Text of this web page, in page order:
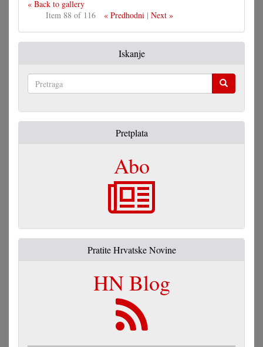
« Back to gallery
Item 88 of 116
« Predhodni| Next »
Iskanje
Pretplata
Abo
Pratite Hrvatske Novine
HN Blog